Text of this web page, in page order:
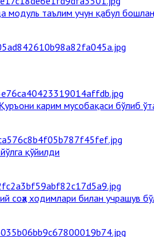
модуль таълим учун қабул
карим мусобақаси бўлиб
қўйилди
соҳа ходимлари билан учрашув